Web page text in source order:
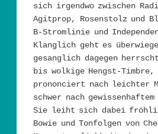
sich irgendwo zwischen
Agitprop, Rosenstolz und
B-Stromlinie und
Klanglich geht es
gesanglich dagegen
bis wolkige Hengst-Timbre,
prononciert nach leichter
schwer nach
Sie leiht sich dabei
Bowie und Tonfolgen von